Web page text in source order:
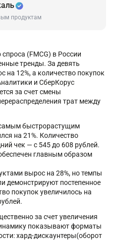
продуктам
(FMCG) в России
тренды. За девять
на 12%, а количество покупок
и СберКорус
за счет смены
трат между
быстрорастущим
на 21%. Количество
чек — с 545 до 608 рублей.
главным образом
вырос на 28%, но темпы
демонстрируют постепенное
покупок увеличилось на
за счет увеличения
показывают форматы
хард-дискаунтеры(оборот